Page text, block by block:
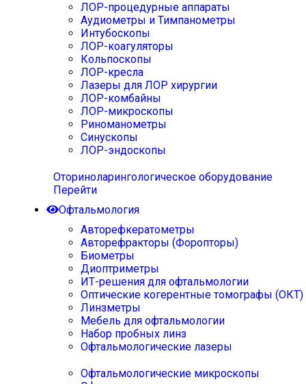
ЛОР-процедурные аппараты
Аудиометры и Тимпанометры
Интубоскопы
ЛОР-коагуляторы
Кольпоскопы
ЛОР-кресла
Лазеры для ЛОР хирургии
ЛОР-комбайны
ЛОР-микроскопы
Риноманометры
Синускопы
ЛОР-эндоскопы
Оториноларингологическое оборудование
Перейти
Офтальмология
Авторефкератометры
Авторефракторы (Форопторы)
Биометры
Диоптриметры
ИТ-решения для офтальмологии
Оптические когерентные томографы (ОКТ)
Линзметры
Мебель для офтальмологии
Набор пробных линз
Офтальмологические лазеры
Офтальмологические микроскопы